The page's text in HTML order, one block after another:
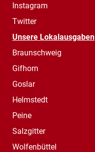
Instagram
Twitter
Unsere Lokalausgaben
Braunschweig
Gifhorn
Goslar
Helmstedt
Peine
Salzgitter
Wolfenbüttel